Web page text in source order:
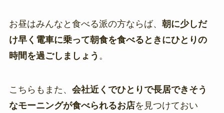
お昼はみんなと食べる派の方ならば、 朝に少しだ
け早く電車に乗って朝食を食べるときにひとりの
時間を過ごしましょう 。
こちらもまた、 会社近くでひとりで長居できそう
なモーニングが食べられるお店を見つけておい